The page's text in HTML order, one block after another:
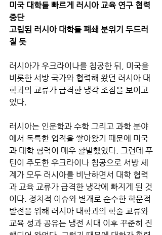
미국 대학들 빠르게 러시아 교육 연구 협력
중단
고립된 러시아 대학들 폐쇄 분위기 두드러
질 듯
러시아가 우크라이나를 침공한 뒤, 미국을
비롯한 서방 국가와 협력해 왔던 러시아 대
학과의 교류가 급격한 냉각 조짐을 보이고
있다.
러시아는 인문학과 수학 그리고 과학 분야
에서 독특한 업적을 쌓아왔기 때문에 미국
과 대학 협력이 매우 활발했었다. 그런데 푸
틴이 주도한 우크라이나 침공으로 서방 세
계가 모두 러시아를 비난하면서 대학 협력
과 교육 교류가 급격한 냉각에 빠지게 된 것
이다. 정치적 이슈와 별개로 순수한 학문적
발전을 위해 러시아 대학과의 학술 교류와
교육 성과 공유는 냉전 시대 이후 꾸준히 진